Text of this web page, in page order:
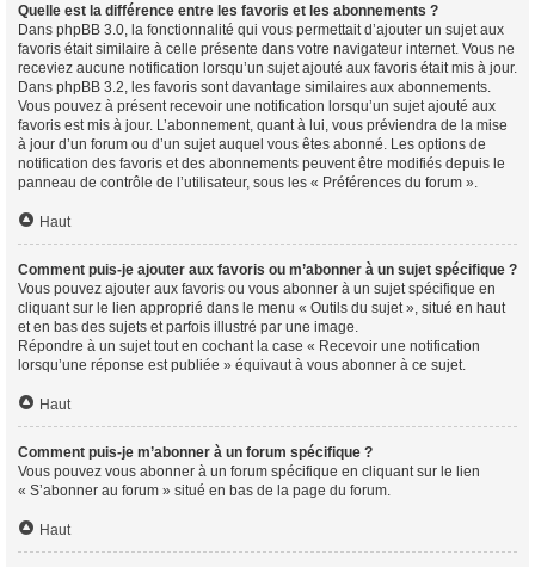
Quelle est la différence entre les favoris et les abonnements ?
Dans phpBB 3.0, la fonctionnalité qui vous permettait d’ajouter un sujet aux
favoris était similaire à celle présente dans votre navigateur internet. Vous ne
receviez aucune notification lorsqu’un sujet ajouté aux favoris était mis à jour.
Dans phpBB 3.2, les favoris sont davantage similaires aux abonnements.
Vous pouvez à présent recevoir une notification lorsqu’un sujet ajouté aux
favoris est mis à jour. L’abonnement, quant à lui, vous préviendra de la mise
à jour d’un forum ou d’un sujet auquel vous êtes abonné. Les options de
notification des favoris et des abonnements peuvent être modifiés depuis le
panneau de contrôle de l’utilisateur, sous les « Préférences du forum ».
Haut
Comment puis-je ajouter aux favoris ou m’abonner à un sujet spécifique ?
Vous pouvez ajouter aux favoris ou vous abonner à un sujet spécifique en
cliquant sur le lien approprié dans le menu « Outils du sujet », situé en haut
et en bas des sujets et parfois illustré par une image.
Répondre à un sujet tout en cochant la case « Recevoir une notification
lorsqu’une réponse est publiée » équivaut à vous abonner à ce sujet.
Haut
Comment puis-je m’abonner à un forum spécifique ?
Vous pouvez vous abonner à un forum spécifique en cliquant sur le lien
« S’abonner au forum » situé en bas de la page du forum.
Haut